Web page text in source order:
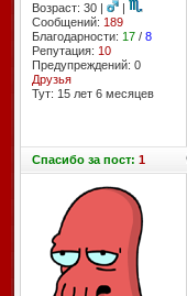
Возраст: 30 |
|
Сообщений: 189
Благодарности: 17/ 8
Репутация: 10
Предупреждений: 0
Друзья
Тут: 15 лет 6 месяцев
Спасибоза пост: 1